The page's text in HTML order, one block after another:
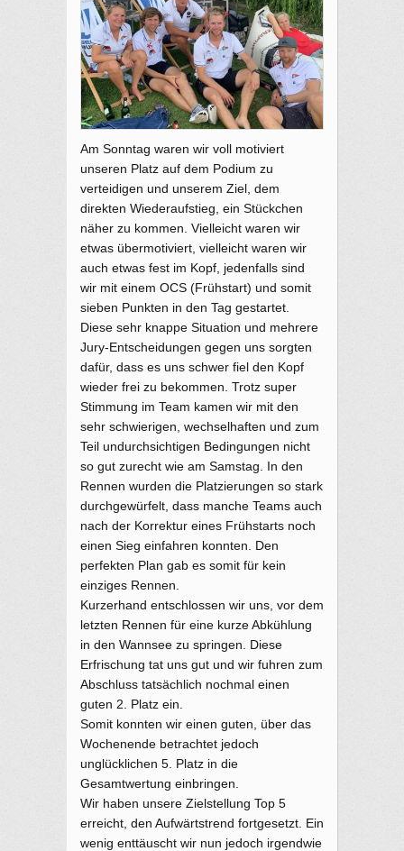
Am Sonntag waren wir voll motiviert
unseren Platz auf dem Podium zu
verteidigen und unserem Ziel, dem
direkten Wiederaufstieg, ein Stückchen
näher zu kommen. Vielleicht waren wir
etwas übermotiviert, vielleicht waren wir
auch etwas fest im Kopf, jedenfalls sind
wir mit einem OCS (Frühstart) und somit
sieben Punkten in den Tag gestartet.
Diese sehr knappe Situation und mehrere
Jury-Entscheidungen gegen uns sorgten
dafür, dass es uns schwer fiel den Kopf
wieder frei zu bekommen. Trotz super
Stimmung im Team kamen wir mit den
sehr schwierigen, wechselhaften und zum
Teil undurchsichtigen Bedingungen nicht
so gut zurecht wie am Samstag. In den
Rennen wurden die Platzierungen so stark
durchgewürfelt, dass manche Teams auch
nach der Korrektur eines Frühstarts noch
einen Sieg einfahren konnten. Den
perfekten Plan gab es somit für kein
einziges Rennen.
Kurzerhand entschlossen wir uns, vor dem
letzten Rennen für eine kurze Abkühlung
in den Wannsee zu springen. Diese
Erfrischung tat uns gut und wir fuhren zum
Abschluss tatsächlich nochmal einen
guten 2. Platz ein.
Somit konnten wir einen guten, über das
Wochenende betrachtet jedoch
unglücklichen 5. Platz in die
Gesamtwertung einbringen.
Wir haben unsere Zielstellung Top 5
erreicht, den Aufwärtstrend fortgesetzt. Ein
wenig enttäuscht wir nun jedoch irgendwie